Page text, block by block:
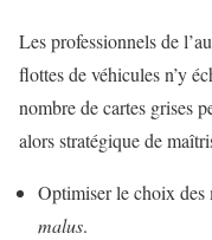
Les professionnels de
flottes de véhicules n’y
nombre de cartes grises
alors stratégique de
Optimiser le choix des
malus.